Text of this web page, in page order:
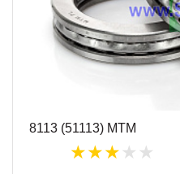
8113 (51113) MTM